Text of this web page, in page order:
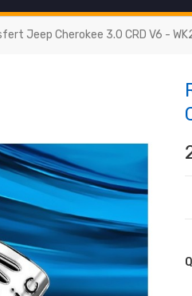
Jeep Cherokee 3.0 CRD V6 -